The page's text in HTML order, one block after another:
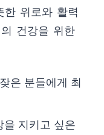
한 위로와 활력
건강을 위한
은 분들에게 최
을 지키고 싶은